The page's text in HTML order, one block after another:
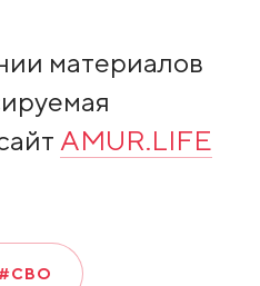
материалов
AMUR.LIFE